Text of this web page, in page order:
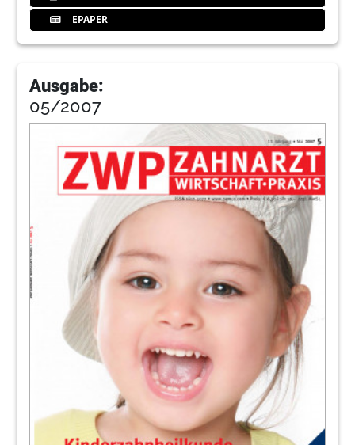
EPAPER
Ausgabe:
05/2007